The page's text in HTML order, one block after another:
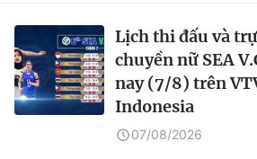
Lịch thi đấu và
chuyền nữ SEA
nay (7/8) trên
Indonesia
07/08/2026